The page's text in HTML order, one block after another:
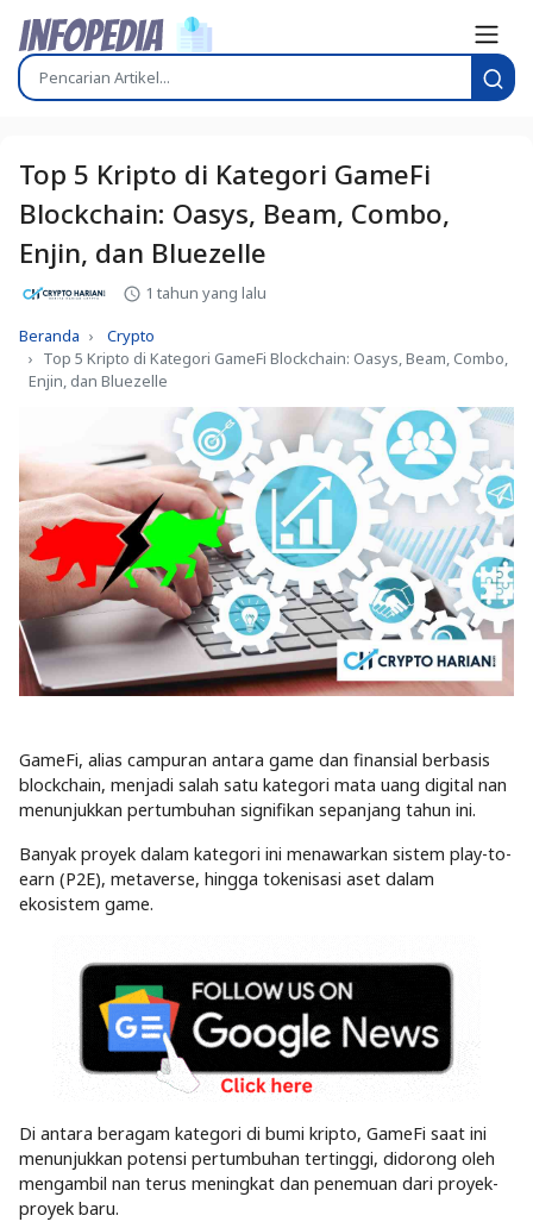
Top 5 Kripto di Kategori GameFi
Blockchain: Oasys, Beam, Combo,
Enjin, dan Bluezelle
1 tahun yang lalu
Beranda
Crypto
Top 5 Kripto di Kategori GameFi Blockchain: Oasys, Beam, Combo,
Enjin, dan Bluezelle
GameFi, alias campuran antara game dan finansial berbasis
blockchain, menjadi salah satu kategori mata uang digital nan
menunjukkan pertumbuhan signifikan sepanjang tahun ini.
Banyak proyek dalam kategori ini menawarkan sistem play-to-
earn (P2E), metaverse, hingga tokenisasi aset dalam
ekosistem game.
Di antara beragam kategori di bumi kripto, GameFi saat ini
menunjukkan potensi pertumbuhan tertinggi, didorong oleh
mengambil nan terus meningkat dan penemuan dari proyek-
proyek baru.